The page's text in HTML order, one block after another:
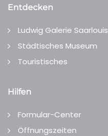
Entdecken
Ludwig Galerie Saarlouis
Städtisches Museum
Touristisches
Hilfen
Formular-Center
Öffnungszeiten